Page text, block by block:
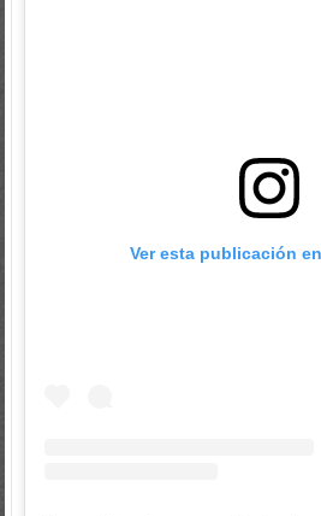
Ver esta publicación